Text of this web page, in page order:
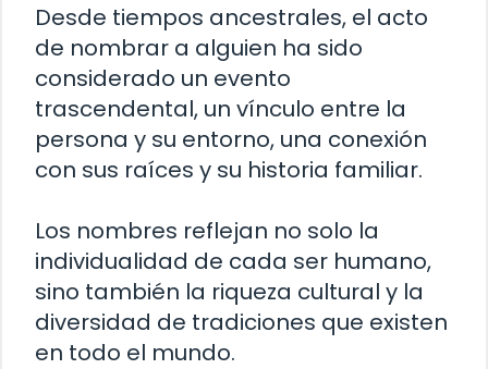
Desde tiempos ancestrales, el acto
de nombrar a alguien ha sido
considerado un evento
trascendental, un vínculo entre la
persona y su entorno, una conexión
con sus raíces y su historia familiar.
Los nombres reflejan no solo la
individualidad de cada ser humano,
sino también la riqueza cultural y la
diversidad de tradiciones que existen
en todo el mundo.